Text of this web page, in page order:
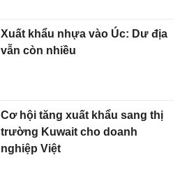
Xuất khẩu nhựa vào Úc: Dư địa
vẫn còn nhiều
Cơ hội tăng xuất khẩu sang thị
trường Kuwait cho doanh
nghiệp Việt